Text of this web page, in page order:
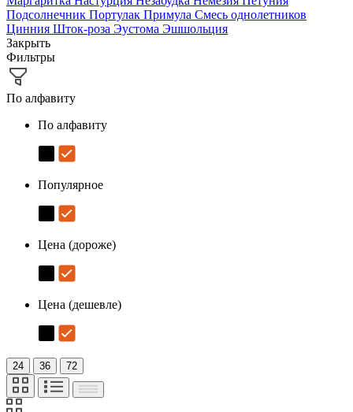
Подсолнечник Портулак Примула Смесь однолетников
Цинния Шток-роза Эустома Эшшольция
Закрыть
Фильтры
По алфавиту
По алфавиту
Популярное
Цена (дороже)
Цена (дешевле)
24 36 72